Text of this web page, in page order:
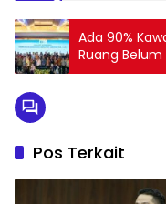
Ada 90%
Ruang
Ruang:
Pos Terkait